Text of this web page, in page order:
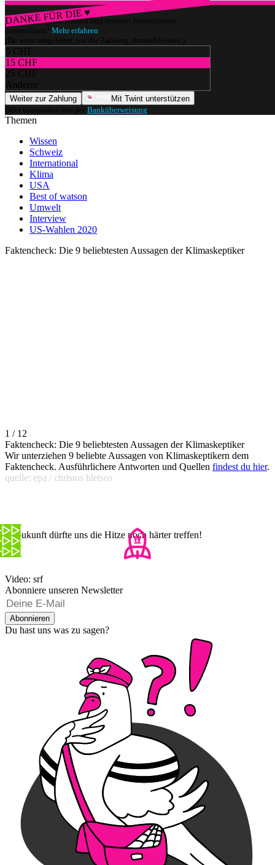
DANKE FÜR DIE ♥
Würdest du gerne watson und unseren Journalismus
unterstützen? Mehr erfahren
(Du wirst umgeleitet, um die Zahlung abzuschliessen.)
5 CHF
15 CHF
25 CHF
Anderer
Weiter zur Zahlung
Mit Twint unterstützen
Oder unterstütze uns per Banküberweisung
Themen
Wissen
Schweiz
International
Klima
USA
Best of watson
Umwelt
Interview
US-Wahlen 2020
Faktencheck: Die 9 beliebtesten Aussagen der Klimaskeptiker
1 / 12
Faktencheck: Die 9 beliebtesten Aussagen der Klimaskeptiker
Wir unterziehen 9 beliebte Aussagen von Klimaskeptikern dem
Faktencheck. Ausführlichere Antworten und Quellen findest du hier.
quelle: epa / christos bletsos
In Zukunft dürfte uns die Hitze noch härter treffen!
Video: srf
Abonniere unseren Newsletter
Abonnieren
Du hast uns was zu sagen?